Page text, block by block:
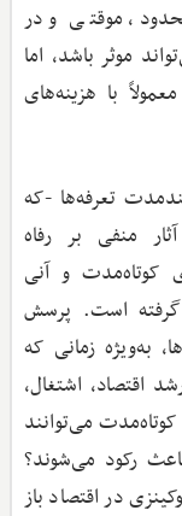
موقتی و در
موثر باشد، اما
با هزینه‌های
تعرفه‌ها -که
منفی بر رفاه
کوتاه‌مدت و آنی
گرفته است. پرسش
به‌ویژه زمانی که
اقتصاد، اشتغال،
کوتاه‌مدت می‌توانند
رکود می‌شوند؟
در اقتصاد باز